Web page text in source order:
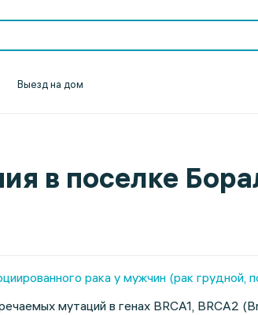
Выезд на дом
в поселке
рака у мужчин (рак грудной,
мутаций в генах BRCA1, BRCA2